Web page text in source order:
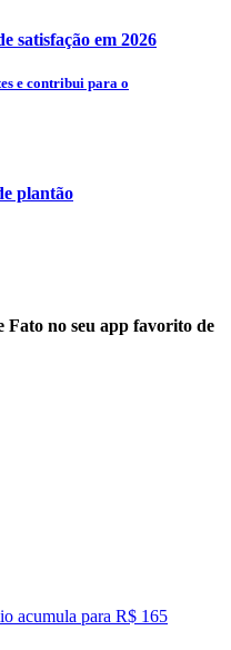
satisfação em 2026
e contribui para o
plantão
Fato no seu app favorito de